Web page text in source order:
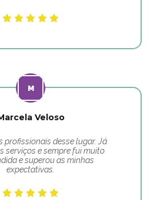
Veloso
profissionais desse lugar. Já
serviços e sempre fui muito
e superou as minhas
expectativas.